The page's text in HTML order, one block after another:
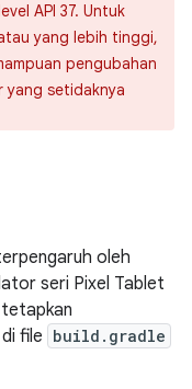
API 37. Untuk
yang lebih tinggi,
pengubahan
yang setidaknya
oleh
seri Pixel Tablet
tetapkan
di file build.gradle